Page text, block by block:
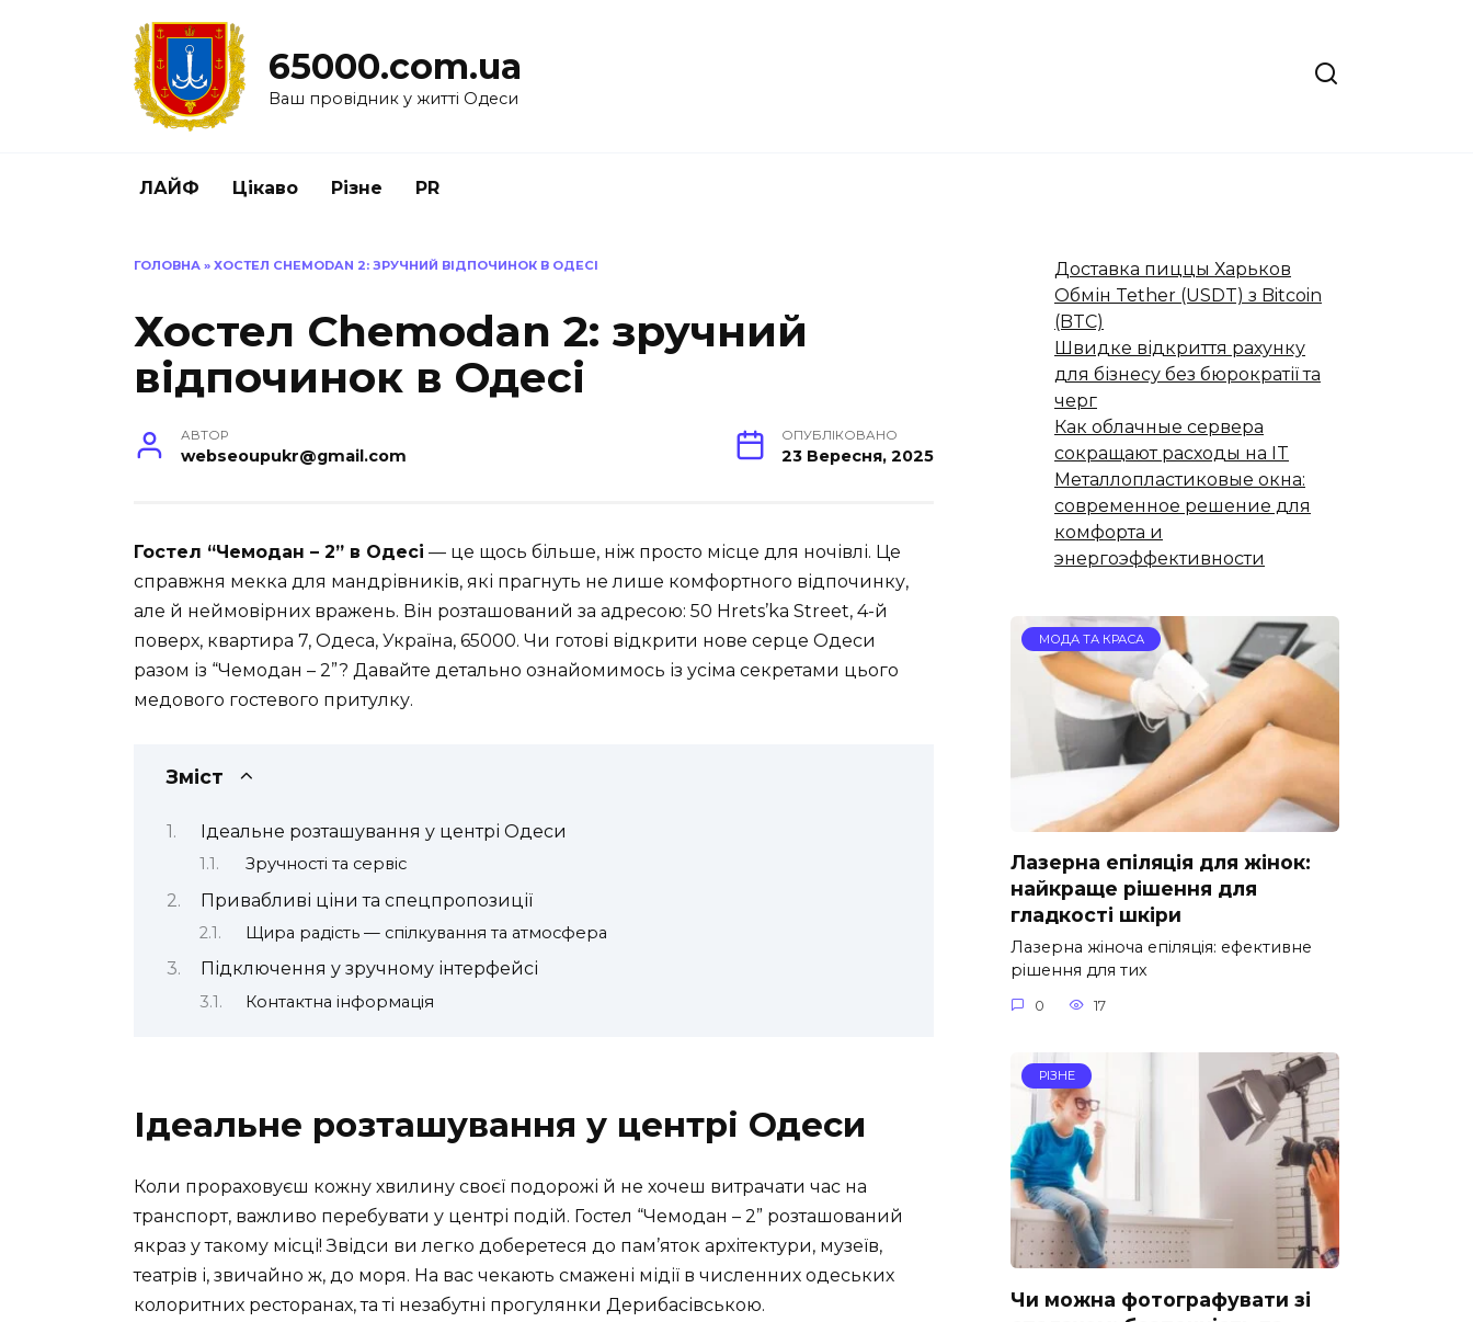
65000.com.ua
Ваш провідник у житті Одеси
ЛАЙФ Цікаво Різне PR
ГОЛОВНА » ХОСТЕЛ CHEMODAN 2: ЗРУЧНИЙ ВІДПОЧИНОК В ОДЕСІ
Хостел Chemodan 2: зручний
відпочинок в Одесі
АВТОР
webseoupukr@gmail.com
ОПУБЛІКОВАНО
23 Вересня, 2025
Гостел “Чемодан – 2” в Одесі — це щось більше, ніж просто місце для ночівлі. Це
справжня мекка для мандрівників, які прагнуть не лише комфортного відпочинку,
але й неймовірних вражень. Він розташований за адресою: 50 Hrets’ka Street, 4-й
поверх, квартира 7, Одеса, Україна, 65000. Чи готові відкрити нове серце Одеси
разом із “Чемодан – 2”? Давайте детально ознайомимось із усіма секретами цього
медового гостевого притулку.
Зміст
Ідеальне розташування у центрі Одеси
Зручності та сервіс
Привабливі ціни та спецпропозиції
Щира радість — спілкування та атмосфера
Підключення у зручному інтерфейсі
Контактна інформація
Ідеальне розташування у центрі Одеси
Коли прораховуєш кожну хвилину своєї подорожі й не хочеш витрачати час на
транспорт, важливо перебувати у центрі подій. Гостел “Чемодан – 2” розташований
якраз у такому місці! Звідси ви легко доберетеся до пам’яток архітектури, музеїв,
театрів і, звичайно ж, до моря. На вас чекають смажені мідії в численних одеських
колоритних ресторанах, та ті незабутні прогулянки Дерибасівською.
Доставка пиццы Харьков
Обмін Tether (USDT) з Bitcoin
(BTC)
Швидке відкриття рахунку
для бізнесу без бюрократії та
черг
Как облачные сервера
сокращают расходы на IT
Металлопластиковые окна:
современное решение для
комфорта и
энергоэффективности
МОДА ТА КРАСА
Лазерна епіляція для жінок:
найкраще рішення для
гладкості шкіри
Лазерна жіноча епіляція: ефективне
рішення для тих
0 17
РІЗНЕ
Чи можна фотографувати зі